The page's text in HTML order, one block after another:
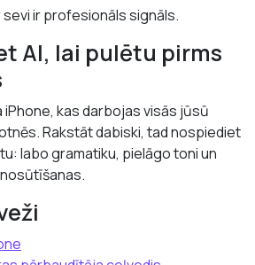
ir profesionāls signāls.
AI, lai pulētu pirms
iPhone, kas darbojas visās jūsū
Rakstāt dabiski, tad nospiediet
labo gramatiku, pielāgo toni un